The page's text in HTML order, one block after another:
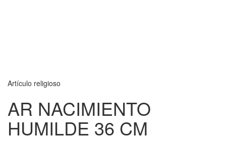
Artículo religioso
AR NACIMIENTO
HUMILDE 36 CM